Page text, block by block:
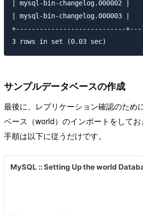
| mysql-bin-
| mysql-bin-
+----------------------------
サンプルデータベースの作成
最後に、レプリケーション確認のため
ベース（world）のインポートをしてお
手順は以下に従うだけです。